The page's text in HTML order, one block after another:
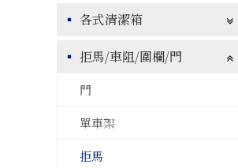
各式清潔箱
拒馬/車阻/圍欄/門
門
單車架
拒馬